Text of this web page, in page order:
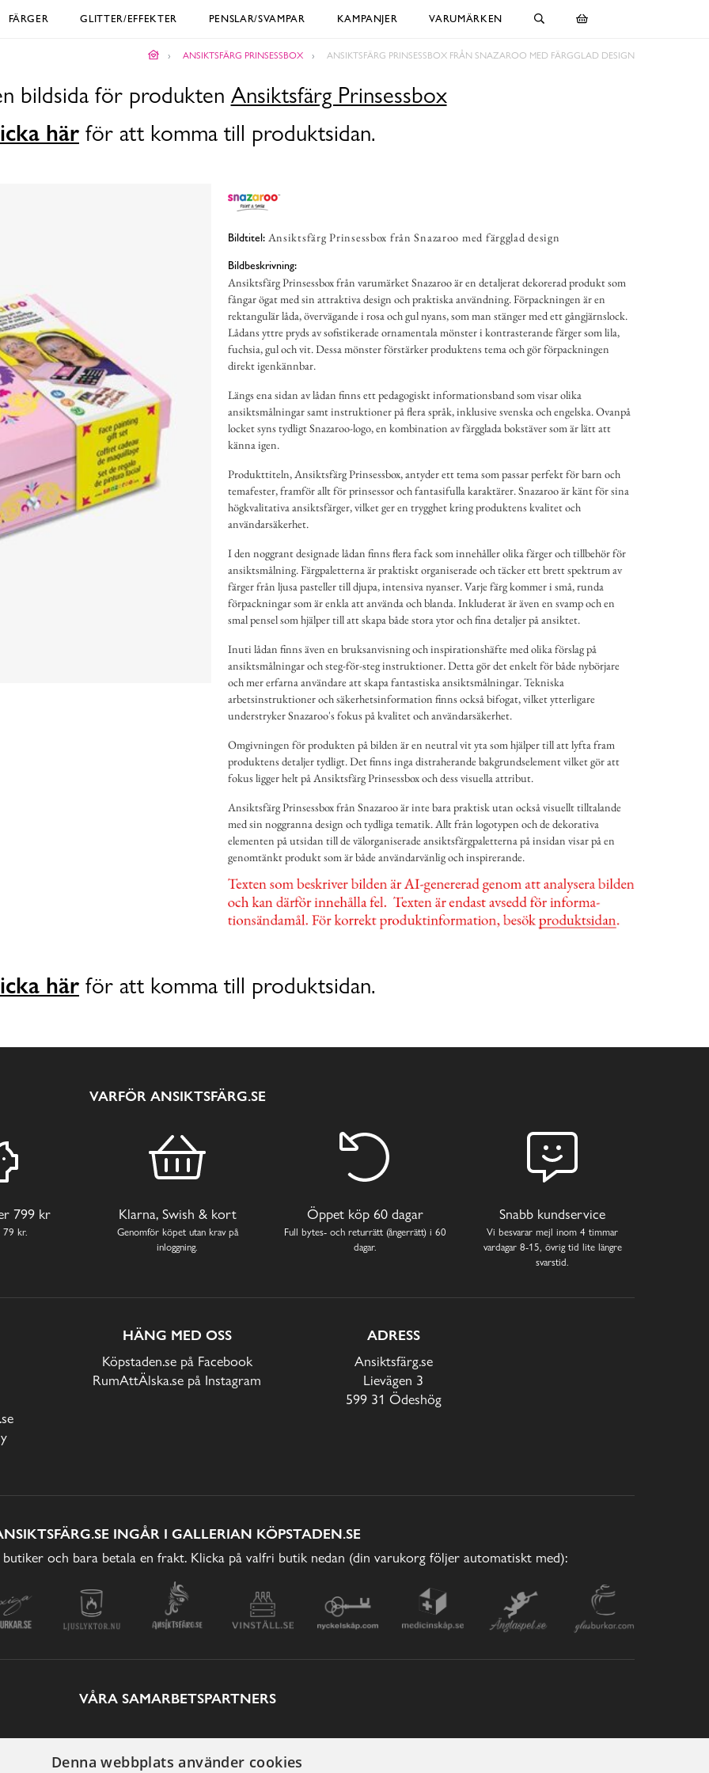
FÄRGER GLITTER/EFFEKTER PENSLAR/SVAMPAR KAMPANJER VARUMÄRKEN
ANSIKTSFÄRG PRINSESSBOX ANSIKTSFÄRG PRINSESSBOX FRÅN SNAZAROO MED FÄRGGLAD DESIGN
bildsida för produkten Ansiktsfärg Prinsessbox
här för att komma till produktsidan.
Bildtitel: Ansiktsfärg Prinsessbox från Snazaroo med färgglad design
Bildbeskrivning:
Ansiktsfärg Prinsessbox från varumärket Snazaroo är en detaljerat dekorerad produkt som
fångar ögat med sin attraktiva design och praktiska användning. Förpackningen är en
rektangulär låda, övervägande i rosa och gul nyans, som man stänger med ett gångjärnslock.
Lådans yttre pryds av sofistikerade ornamentala mönster i kontrasterande färger som lila,
fuchsia, gul och vit. Dessa mönster förstärker produktens tema och gör förpackningen
direkt igenkännbar.
Längs ena sidan av lådan finns ett pedagogiskt informationsband som visar olika
ansiktsmålningar samt instruktioner på flera språk, inklusive svenska och engelska. Ovanpå
locket syns tydligt Snazaroo-logo, en kombination av färgglada bokstäver som är lätt att
känna igen.
Produkttiteln, Ansiktsfärg Prinsessbox, antyder ett tema som passar perfekt för barn och
temafester, framför allt för prinsessor och fantasifulla karaktärer. Snazaroo är känt för sina
högkvalitativa ansiktsfärger, vilket ger en trygghet kring produktens kvalitet och
användarsäkerhet.
I den noggrant designade lådan finns flera fack som innehåller olika färger och tillbehör för
ansiktsmålning. Färgpaletterna är praktiskt organiserade och täcker ett brett spektrum av
färger från ljusa pasteller till djupa, intensiva nyanser. Varje färg kommer i små, runda
förpackningar som är enkla att använda och blanda. Inkluderat är även en svamp och en
smal pensel som hjälper till att skapa både stora ytor och fina detaljer på ansiktet.
Inuti lådan finns även en bruksanvisning och inspirationshäfte med olika förslag på
ansiktsmålningar och steg-för-steg instruktioner. Detta gör det enkelt för både nybörjare
och mer erfarna användare att skapa fantastiska ansiktsmålningar. Tekniska
arbetsinstruktioner och säkerhetsinformation finns också bifogat, vilket ytterligare
understryker Snazaroo's fokus på kvalitet och användarsäkerhet.
Omgivningen för produkten på bilden är en neutral vit yta som hjälper till att lyfta fram
produktens detaljer tydligt. Det finns inga distraherande bakgrundselement vilket gör att
fokus ligger helt på Ansiktsfärg Prinsessbox och dess visuella attribut.
Ansiktsfärg Prinsessbox från Snazaroo är inte bara praktisk utan också visuellt tilltalande
med sin noggranna design och tydliga tematik. Allt från logotypen och de dekorativa
elementen på utsidan till de välorganiserade ansiktsfärgpaletterna på insidan visar på en
genomtänkt produkt som är både användarvänlig och inspirerande.
här för att komma till produktsidan.
VARFÖR ANSIKTSFÄRG.SE
799 kr
79 kr.
Klarna, Swish & kort
Genomför köpet utan krav på
inloggning.
Öppet köp 60 dagar
Full bytes- och returrätt (ångerrätt) i 60
dagar.
Snabb kundservice
Vi besvarar mejl inom 4 timmar
vardagar 8-15, övrig tid lite längre
svarstid.
HÄNG MED OSS
Köpstaden.se på Facebook
RumAttÄlska.se på Instagram
ADRESS
Ansiktsfärg.se
Lievägen 3
599 31 Ödeshög
INGÅR I GALLERIAN KÖPSTADEN.SE
och bara betala en frakt. Klicka på valfri butik nedan (din varukorg följer automatiskt med):
VÅRA SAMARBETSPARTNERS
Denna webbplats använder cookies